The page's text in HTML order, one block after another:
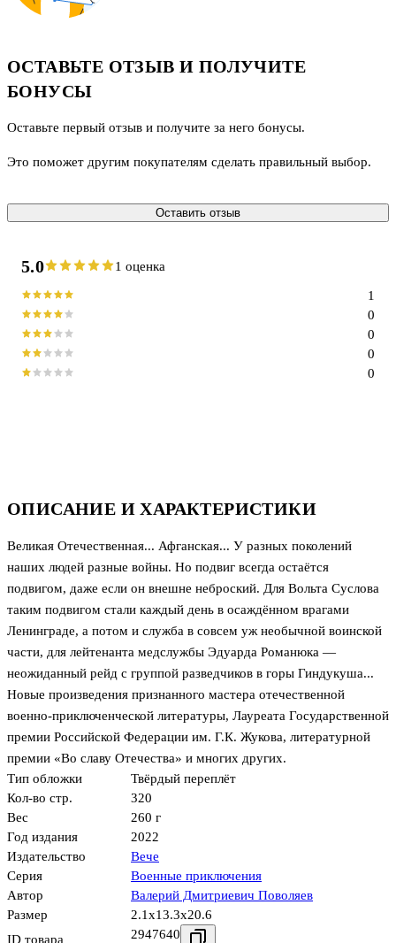
ОПИСАНИЕ И ХАРАКТЕРИСТИКИ
Великая Отечественная... Афганская... У разных поколений
наших людей разные войны. Но подвиг всегда остаётся
подвигом, даже если он внешне неброский. Для Вольта Суслова
таким подвигом стали каждый день в осаждённом врагами
Ленинграде, а потом и служба в совсем уж необычной воинской
части, для лейтенанта медслужбы Эдуарда Романюка —
неожиданный рейд с группой разведчиков в горы Гиндукуша...
Новые произведения признанного мастера отечественной
военно-приключенческой литературы, Лауреата Государственной
премии Российской Федерации им. Г.К. Жукова, литературной
премии «Во славу Отечества» и многих других.
Тип обложки
Твёрдый переплёт
Кол-во стр.
320
Вес
260 г
Год издания
2022
Издательство
Вече
Серия
Военные приключения
Автор
Валерий Дмитриевич Поволяев
Размер
2.1x13.3x20.6
ID товара
2947640
ОСТАВЬТЕ ОТЗЫВ И ПОЛУЧИТЕ
БОНУСЫ
Оставьте первый отзыв и получите за него бонусы.
Это поможет другим покупателям сделать правильный выбор.
Оставить отзыв
5.0 1 оценка
0
0
0
0
1